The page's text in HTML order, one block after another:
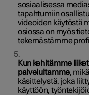
sosiaalisessa
tapahtumiin
videoiden käytöstä
osiossa on myös
tekemästämme
Kun kehitämme
palveluitamme,
käsittelystä, joka
käyttöön,